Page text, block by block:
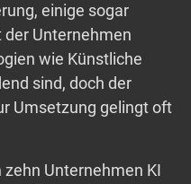
einige sogar
Unternehmen
wie Künstliche
sind, doch der
Umsetzung gelingt oft
Unternehmen KI